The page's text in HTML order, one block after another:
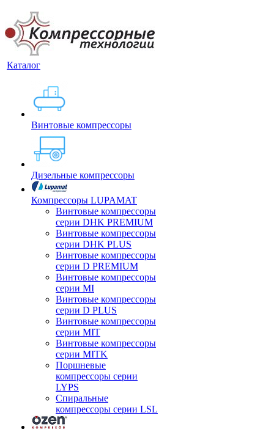
Каталог
Винтовые компрессоры
Дизельные компрессоры
Компрессоры LUPAMAT
Винтовые компрессоры
серии DHK PREMIUM
Винтовые компрессоры
серии DHK PLUS
Винтовые компрессоры
серии D PREMIUM
Винтовые компрессоры
серии MI
Винтовые компрессоры
серии D PLUS
Винтовые компрессоры
серии MIT
Винтовые компрессоры
серии MITK
Поршневые
компрессоры серии
LYPS
Спиральные
компрессоры серии LSL